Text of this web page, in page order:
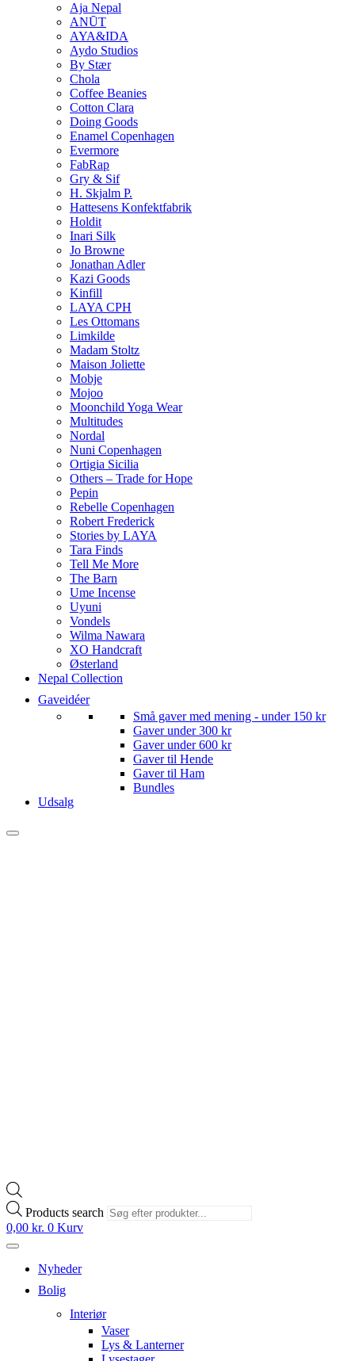
Aja Nepal
ANŪT
AYA&IDA
Aydo Studios
By Stær
Chola
Coffee Beanies
Cotton Clara
Doing Goods
Enamel Copenhagen
Evermore
FabRap
Gry & Sif
H. Skjalm P.
Hattesens Konfektfabrik
Holdit
Inari Silk
Jo Browne
Jonathan Adler
Kazi Goods
Kinfill
LAYA CPH
Les Ottomans
Limkilde
Madam Stoltz
Maison Joliette
Mobje
Mojoo
Moonchild Yoga Wear
Multitudes
Nordal
Nuni Copenhagen
Ortigia Sicilia
Others – Trade for Hope
Pepin
Rebelle Copenhagen
Robert Frederick
Stories by LAYA
Tara Finds
Tell Me More
The Barn
Ume Incense
Uyuni
Vondels
Wilma Nawara
XO Handcraft
Østerland
Nepal Collection
Gaveidéer
Små gaver med mening - under 150 kr
Gaver under 300 kr
Gaver under 600 kr
Gaver til Hende
Gaver til Ham
Bundles
Udsalg
Products search
0,00 kr. 0 Kurv
Nyheder
Bolig
Interiør
Vaser
Lys & Lanterner